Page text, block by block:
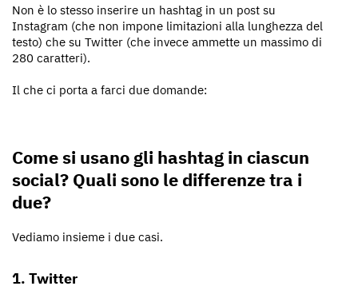
Non è lo stesso inserire un hashtag in un post su
Instagram (che non impone limitazioni alla lunghezza del
testo) che su Twitter (che invece ammette un massimo di
280 caratteri).
Il che ci porta a farci due domande:
Come si usano gli hashtag in ciascun
social? Quali sono le differenze tra i
due?
Vediamo insieme i due casi.
1. Twitter